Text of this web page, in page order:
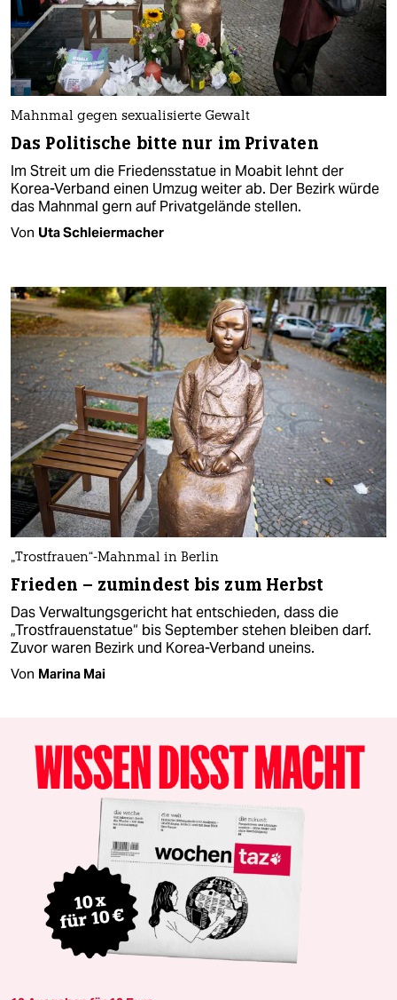
Mahnmal gegen sexualisierte Gewalt
Das Politische bitte nur im Privaten
Im Streit um die Friedensstatue in Moabit lehnt der
Korea-Verband einen Umzug weiter ab. Der Bezirk würde
das Mahnmal gern auf Privatgelände stellen.
Von Uta Schleiermacher
„Trostfrauen“-Mahnmal in Berlin
Frieden – zumindest bis zum Herbst
Das Verwaltungsgericht hat entschieden, dass die
„Trostfrauenstatue“ bis September stehen bleiben darf.
Zuvor waren Bezirk und Korea-Verband uneins.
Von Marina Mai